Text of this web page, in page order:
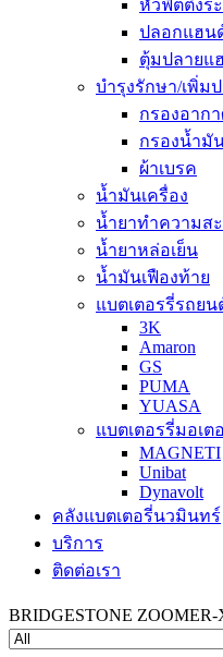
หัวฟิตติ้งร
ปลอกแฮน
ตุ้มปลายแ
บำรุงรักษา/เพิ่ม
กรองอาก
กรองน้ำมั
ผ้าเบรค
น้ำมันเครื่อง
น้ำยาทำความส
น้ำยาหล่อเย็น
น้ำมันเฟืองท้าย
แบตเตอรรี่รถยน
3K
Amaron
GS
PUMA
YUASA
แบตเตอรรี่มอเต
MAGNETI
Unibat
Dynavolt
คลังแบตเตอรี่นวมินทร์
บริการ
ติดต่อเรา
BRIDGESTONE